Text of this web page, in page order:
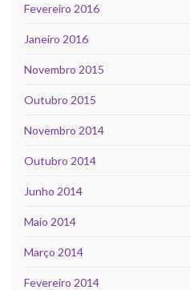
Fevereiro 2016
Janeiro 2016
Novembro 2015
Outubro 2015
Novembro 2014
Outubro 2014
Junho 2014
Maio 2014
Março 2014
Fevereiro 2014